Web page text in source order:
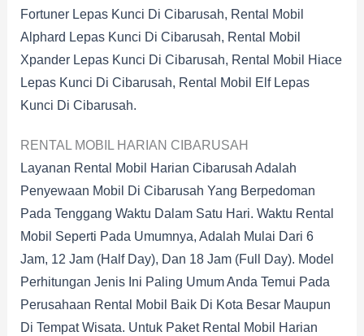
Fortuner Lepas Kunci Di Cibarusah, Rental Mobil
Alphard Lepas Kunci Di Cibarusah, Rental Mobil
Xpander Lepas Kunci Di Cibarusah, Rental Mobil Hiace
Lepas Kunci Di Cibarusah, Rental Mobil Elf Lepas
Kunci Di Cibarusah.
RENTAL MOBIL HARIAN CIBARUSAH
Layanan Rental Mobil Harian Cibarusah Adalah
Penyewaan Mobil Di Cibarusah Yang Berpedoman
Pada Tenggang Waktu Dalam Satu Hari. Waktu Rental
Mobil Seperti Pada Umumnya, Adalah Mulai Dari 6
Jam, 12 Jam (half Day), Dan 18 Jam (full Day). Model
Perhitungan Jenis Ini Paling Umum Anda Temui Pada
Perusahaan Rental Mobil Baik Di Kota Besar Maupun
Di Tempat Wisata. Untuk Paket Rental Mobil Harian